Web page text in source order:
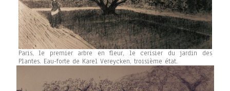
Paris, le premier arbre en fleur, le cerisier du jardin des
Plantes. Eau-forte de Karel Vereycken, troisième état.